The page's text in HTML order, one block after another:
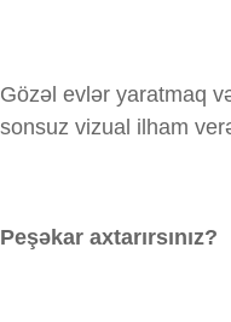
Gözəl evlər yaratmaq
sonsuz vizual ilham
Peşəkar axtarırsınız?